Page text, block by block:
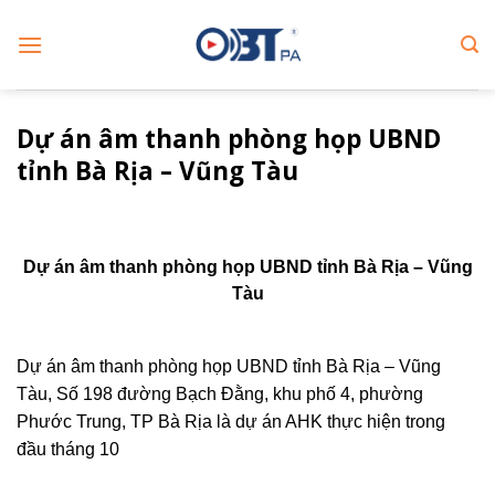
Dự án âm thanh phòng họp UBND
tỉnh Bà Rịa – Vũng Tàu
Dự án âm thanh phòng họp UBND tỉnh Bà Rịa – Vũng
Tàu
Dự án âm thanh phòng họp UBND tỉnh Bà Rịa – Vũng
Tàu, Số 198 đường Bạch Đằng, khu phố 4, phường
Phước Trung, TP Bà Rịa là dự án AHK thực hiện trong
đầu tháng 10